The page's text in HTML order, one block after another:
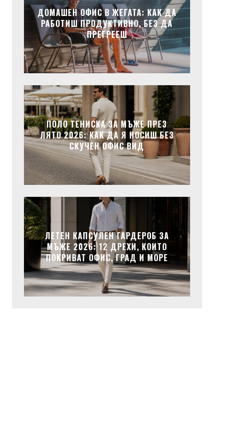
ДОМАШЕН ОФИС В ЖЕГАТА: КАК ДА
РАБОТИШ ПРОДУКТИВНО, БЕЗ ДА
ПРЕГРЕЕШ
ПОЛО ТЕНИСКА ЗА МЪЖЕ ПРЕЗ
ЛЯТО 2026: КАК ДА Я НОСИШ БЕЗ
СКУЧЕН ОФИС ВИД
ЛЕТЕН КАПСУЛЕН ГАРДЕРОБ ЗА
МЪЖЕ 2026: 12 ДРЕХИ, КОИТО
ПОКРИВАТ ОФИС, ГРАД И МОРЕ